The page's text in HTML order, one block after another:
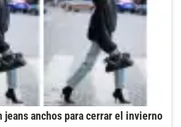
jeans anchos para cerrar el invierno